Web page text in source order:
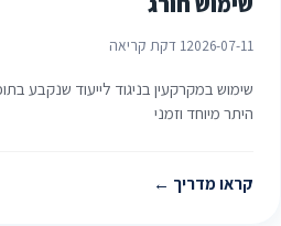
2026-07-111 דקת קריאה
שימוש במקרקעין בניגוד לייעוד שנקבע
היתר מיוחד וזמני
קראו מדריך